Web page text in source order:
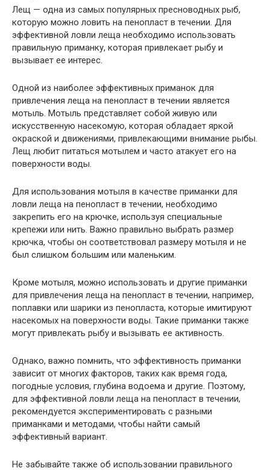
Лещ — одна из самых популярных пресноводных рыб,
которую можно ловить на пенопласт в течении. Для
эффективной ловли леща необходимо использовать
правильную приманку, которая привлекает рыбу и
вызывает ее интерес.
Одной из наиболее эффективных приманок для
привлечения леща на пенопласт в течении является
мотыль. Мотыль представляет собой живую или
искусственную насекомую, которая обладает яркой
окраской и движениями, привлекающими внимание рыбы.
Лещ любит питаться мотылем и часто атакует его на
поверхности воды.
Для использования мотыля в качестве приманки для
ловли леща на пенопласт в течении, необходимо
закрепить его на крючке, используя специальные
крепежи или нить. Важно правильно выбрать размер
крючка, чтобы он соответствовал размеру мотыля и не
был слишком большим или маленьким.
Кроме мотыля, можно использовать и другие приманки
для привлечения леща на пенопласт в течении, например,
поплавки или шарики из пенопласта, которые имитируют
насекомых на поверхности воды. Такие приманки также
могут привлекать рыбу и вызывать ее активность.
Однако, важно помнить, что эффективность приманки
зависит от многих факторов, таких как время года,
погодные условия, глубина водоема и другие. Поэтому,
для эффективной ловли леща на пенопласт в течении,
рекомендуется экспериментировать с разными
приманками и методами, чтобы найти самый
эффективный вариант.
Не забывайте также об использовании правильного